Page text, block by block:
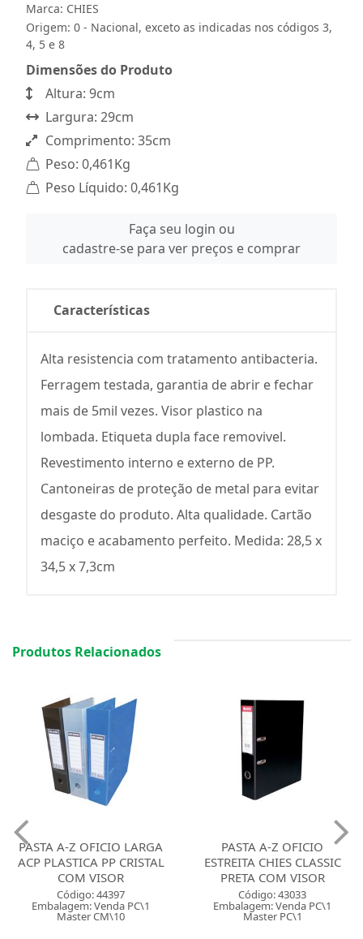
Marca: CHIES
Origem: 0 - Nacional, exceto as indicadas nos códigos 3,
4, 5 e 8
Dimensões do Produto
Altura: 9cm
Largura: 29cm
Comprimento: 35cm
Peso: 0,461Kg
Peso Líquido: 0,461Kg
Faça seu login ou
cadastre-se para ver preços e comprar
Características
Alta resistencia com tratamento antibacteria.
Ferragem testada, garantia de abrir e fechar
mais de 5mil vezes. Visor plastico na
lombada. Etiqueta dupla face removivel.
Revestimento interno e externo de PP.
Cantoneiras de proteção de metal para evitar
desgaste do produto. Alta qualidade. Cartão
maciço e acabamento perfeito. Medida: 28,5 x
34,5 x 7,3cm
Produtos Relacionados
PASTA A-Z OFICIO LARGA
ACP PLASTICA PP CRISTAL
COM VISOR
Código: 44397
Embalagem: Venda PC\1
Master CM\10
PASTA A-Z OFICIO
ESTREITA CHIES CLASSIC
PRETA COM VISOR
Código: 43033
Embalagem: Venda PC\1
Master PC\1